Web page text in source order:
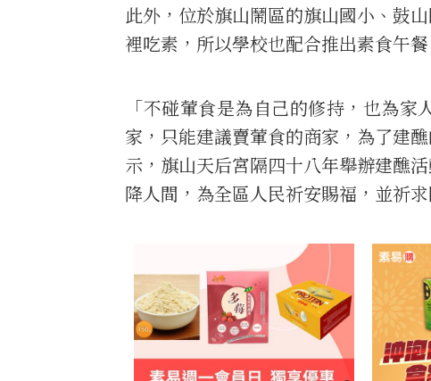
此外，位於旗山鬧區的旗山國小、鼓
裡吃素，所以學校也配合推出素食午餐
「不碰葷食是為自己的修持，也為
家，只能建議賣葷食的商家，為了建
示，旗山天后宮隔四十八年舉辦建醮
降人間，為全區人民祈安賜福，並祈